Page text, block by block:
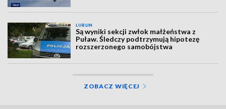
LUBLIN
Są wyniki sekcji zwłok małżeństwa z
Puław. Śledczy podtrzymują hipotezę
rozszerzonego samobójstwa
ZOBACZ WIĘCEJ